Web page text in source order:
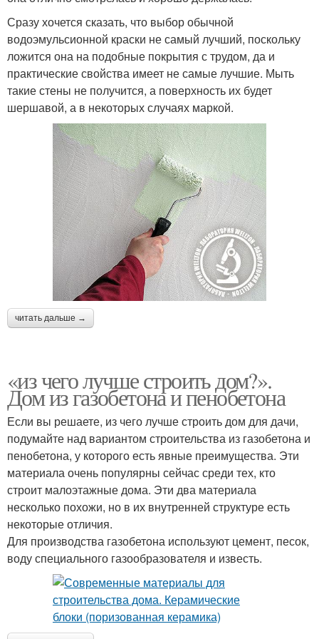
Сразу хочется сказать, что выбор обычной
водоэмульсионной краски не самый лучший, поскольку
ложится она на подобные покрытия с трудом, да и
практические свойства имеет не самые лучшие. Мыть
такие стены не получится, а поверхность их будет
шершавой, а в некоторых случаях маркой.
читать дальше →
«из чего лучше строить дом?».
Дом из газобетона и пенобетона
Если вы решаете, из чего лучше строить дом для дачи,
подумайте над вариантом строительства из газобетона и
пенобетона, у которого есть явные преимущества. Эти
материала очень популярны сейчас среди тех, кто
строит малоэтажные дома. Эти два материала
несколько похожи, но в их внутренней структуре есть
некоторые отличия.
Для производства газобетона используют цемент, песок,
воду специального газообразователя и известь.